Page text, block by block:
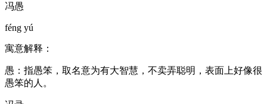
冯愚
féng yú
寓意解释：
愚：指愚笨，取名意为有大智慧，不卖弄聪明，表面上好像很
愚笨的人。